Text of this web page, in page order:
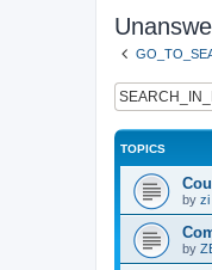
TOPICS
by zi
by